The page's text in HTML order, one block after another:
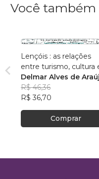
Você também
Lençóis : as relações
entre turismo, cultura
ambiente
Delmar Alves de
R$ 46,36
R$ 36,70
Comprar